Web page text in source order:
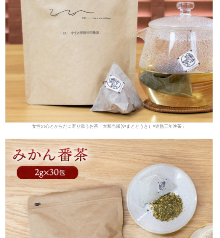
女性の心とからだに寄り添うお茶「大和当帰(やまととうき）×追熟三年晩茶」